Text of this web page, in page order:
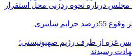
مجلس درباره نحوه ردزنی محل استقرار
هوش مصنوعی، بستر وقوع 55درصد جرایم سایبری
آتش‌بس غزه از طرف رژیم صهیونیستی؛